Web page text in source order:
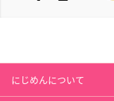
にじめんについて